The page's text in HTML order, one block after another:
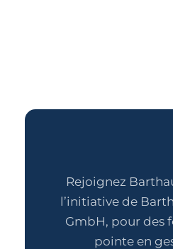
Rejoignez
l’initiative de
GmbH, pour des
pointe en